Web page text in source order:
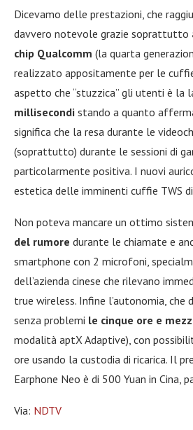
Dicevamo delle prestazioni, che
davvero notevole grazie soprattutto
chip Qualcomm (la quarta
realizzato appositamente per le
aspetto che “stuzzica” gli utenti è la
millisecondi stando a quanto
significa che la resa durante le
(soprattutto) durante le sessioni di
particolarmente positiva. I nuovi
estetica delle imminenti cuffie TWS
Non poteva mancare un ottimo
del rumore durante le chiamate e
smartphone con 2 microfoni,
dell’azienda cinese che rilevano
true wireless. Infine l’autonomia, che
senza problemi le cinque ore e
modalità aptX Adaptive), con
ore usando la custodia di ricarica. Il
Earphone Neo è di 500 Yuan in Cina,
Via: NDTV